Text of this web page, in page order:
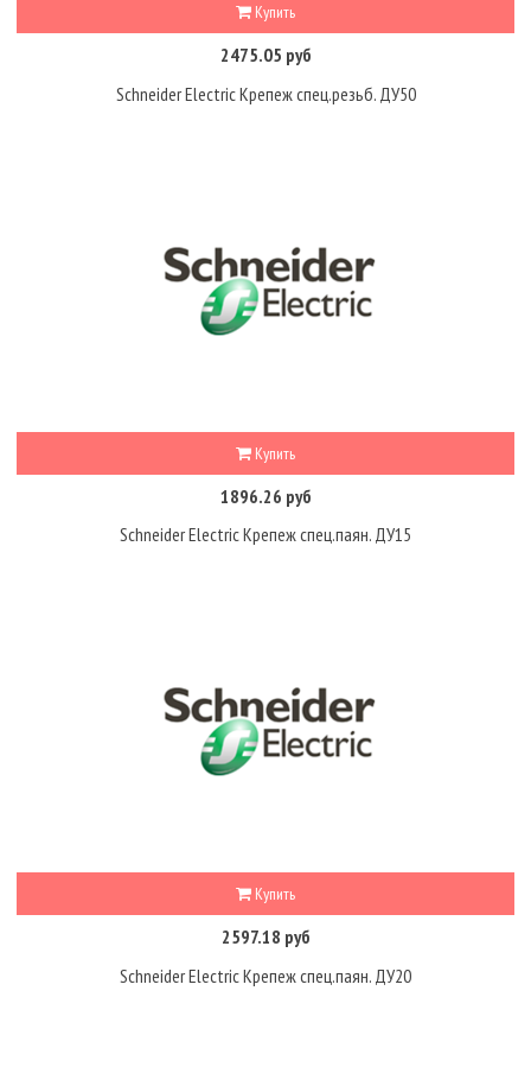
Купить
2475.05 руб
Schneider Electric Крепеж спец.резьб. ДУ50
Купить
1896.26 руб
Schneider Electric Крепеж спец.паян. ДУ15
Купить
2597.18 руб
Schneider Electric Крепеж спец.паян. ДУ20